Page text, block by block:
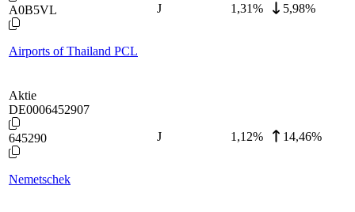
A0B5VL
Airports of Thailand PCL
J 1,31% 5,98%
Aktie
DE0006452907
645290
Nemetschek
J 1,12% 14,46%